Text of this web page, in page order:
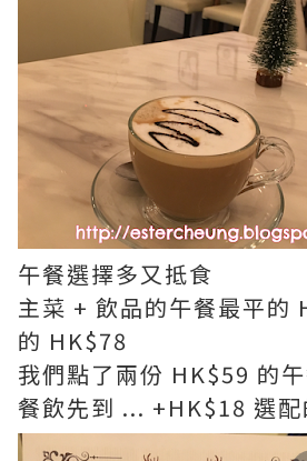
午餐選擇多又抵食
主菜 + 飲品的午餐最平的
的 HK$78
我們點了兩份 HK$59 的
餐飲先到 ... +HK$18 選